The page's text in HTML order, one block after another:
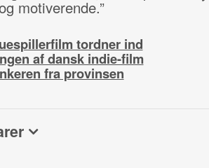
motiverende.”
tordner ind
af dansk indie-film
fra provinsen